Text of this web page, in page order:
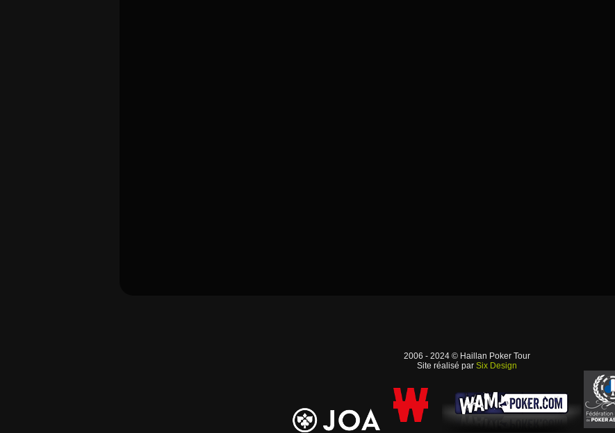
2006 - 2024 © Haillan Poker Tour
Site réalisé par Six Design